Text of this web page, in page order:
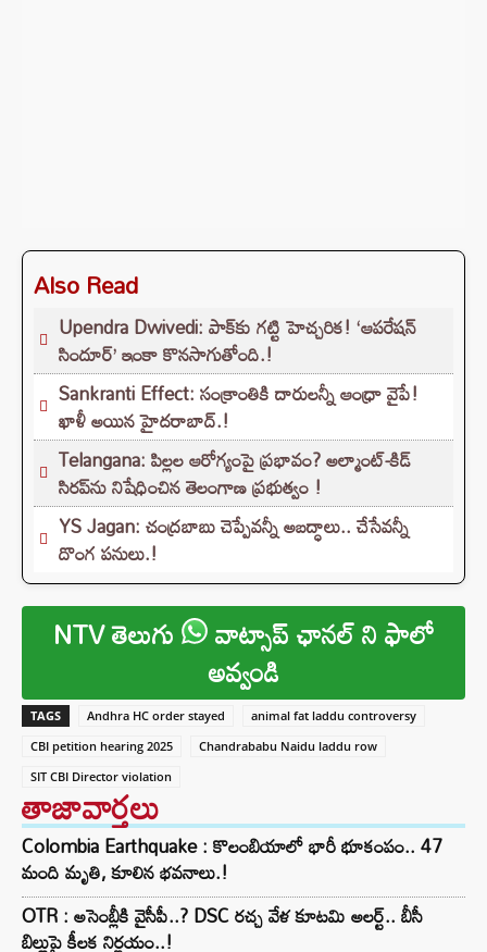
Also Read
Upendra Dwivedi: పాక్‌కు గట్టి హెచ్చరిక! ‘ఆపరేషన్
సిందూర్’ ఇంకా కొనసాగుతోంది.!
Sankranti Effect: సంక్రాంతికి దారులన్నీ ఆంధ్రా వైపే!
ఖాళీ అయిన హైదరాబాద్.!
Telangana: పిల్లల ఆరోగ్యంపై ప్రభావం? అల్మాంట్-కిడ్
సిరప్‌ను నిషేధించిన తెలంగాణ ప్రభుత్వం !
YS Jagan: చంద్రబాబు చెప్పేవన్నీ అబద్ధాలు.. చేసేవన్నీ
దొంగ పనులు.!
NTV తెలుగు వాట్సాప్ ఛానల్ ని ఫాలో
అవ్వండి
TAGS Andhra HC order stayed
animal fat laddu controversy
CBI petition hearing 2025
Chandrababu Naidu laddu row
SIT CBI Director violation
తాజావార్తలు
Colombia Earthquake : కొలంబియాలో భారీ భూకంపం.. 47
మంది మృతి, కూలిన భవనాలు.!
OTR : అసెంబ్లీకి వైసీపీ..? DSC రచ్చ వేళ కూటమి అలర్ట్.. బీసీ
బిల్లుపై కీలక నిర్ణయం..!